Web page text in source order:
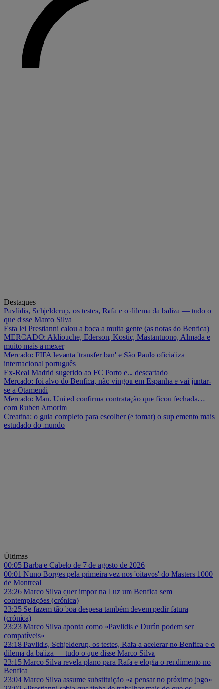
Destaques
Pavlidis, Schjelderup, os testes, Rafa e o dilema da baliza — tudo o
que disse Marco Silva
Esta lei Prestianni calou a boca a muita gente (as notas do Benfica)
MERCADO: Akliouche, Ederson, Kostic, Mastantuono, Almada e
muito mais a mexer
Mercado: FIFA levanta 'transfer ban' e São Paulo oficializa
internacional português
Ex-Real Madrid sugerido ao FC Porto e... descartado
Mercado: foi alvo do Benfica, não vingou em Espanha e vai juntar-
se a Otamendi
Mercado: Man. United confirma contratação que ficou fechada…
com Ruben Amorim
Creatina: o guia completo para escolher (e tomar) o suplemento mais
estudado do mundo
Últimas
00:05 Barba e Cabelo de 7 de agosto de 2026
00:01 Nuno Borges pela primeira vez nos 'oitavos' do Masters 1000
de Montreal
23:26 Marco Silva quer impor na Luz um Benfica sem
contemplações (crónica)
23:25 Se fazem tão boa despesa também devem pedir fatura
(crónica)
23:23 Marco Silva aponta como «Pavlidis e Durán podem ser
compatíveis»
23:18 Pavlidis, Schjelderup, os testes, Rafa a acelerar no Benfica e o
dilema da baliza — tudo o que disse Marco Silva
23:15 Marco Silva revela plano para Rafa e elogia o rendimento no
Benfica
23:04 Marco Silva assume substituição «a pensar no próximo jogo»